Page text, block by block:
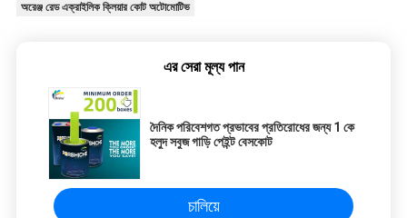
অরেঞ্জ রেড এক্রাইলিক ক্লিয়ার কোট অটোমোটিভ
এর সেরা মূল্য পান
দৈনিক পরিবেশগত প্রভাবের প্রতিরোধের জন্য 1 কে
হলুদ সবুজ গাড়ি পেইন্ট বেসকোট
চালিয়ে